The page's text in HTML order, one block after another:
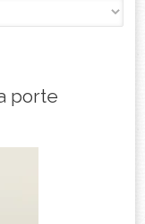
porte